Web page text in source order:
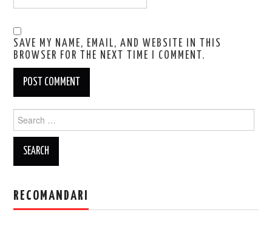
SAVE MY NAME, EMAIL, AND WEBSITE IN THIS
BROWSER FOR THE NEXT TIME I COMMENT.
Search
for:
RECOMANDARI